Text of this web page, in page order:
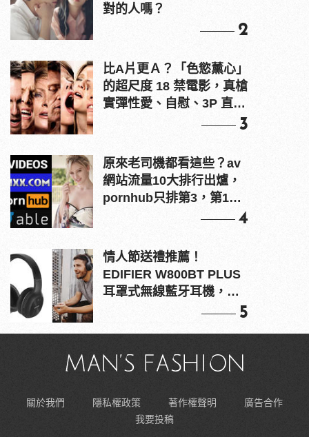
對的人嗎？
2
比A片更Ａ？「色慾薰心」
的超尺度 18 禁電影，真槍
實彈性愛、自慰、3P 直接
3
原來老司機都看這些？av
網站流量10大排行出爐，
pornhub只排第3，第1名
4
情人節送禮推薦！
EDIFIER W800BT PLUS
耳罩式無線藍牙耳機，在
5
關於我們 隱私權政策 著作權聲明
廣告合作
我要投稿